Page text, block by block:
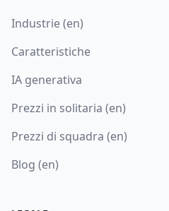
Industrie (en)
Caratteristiche
IA generativa
Prezzi in solitaria (en)
Prezzi di squadra (en)
Blog (en)